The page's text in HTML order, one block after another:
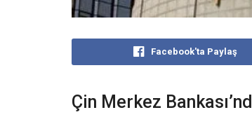
Facebook'ta Paylaş
Çin Merkez